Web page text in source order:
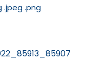
.jpeg .png